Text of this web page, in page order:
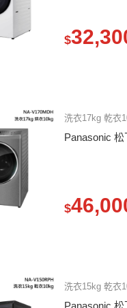
$
洗衣17kg 乾衣
Panasonic
$
洗衣15kg 乾衣